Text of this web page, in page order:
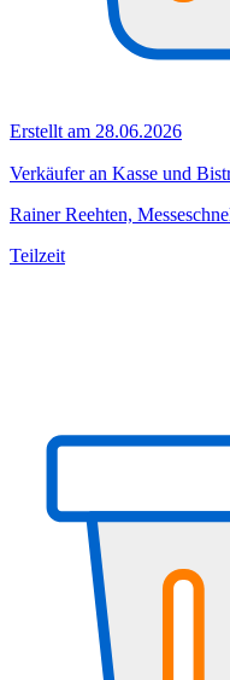
Erstellt am 28.06.2026
Verkäufer an Kasse und
Rainer Reehten,
Teilzeit